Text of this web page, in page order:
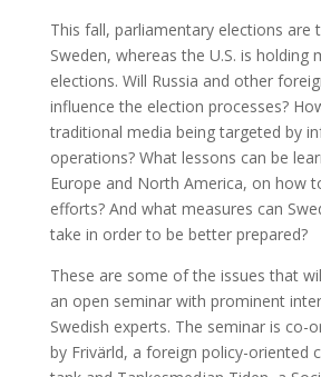
This fall, parliamentary elections are
Sweden, whereas the U.S. is holding
elections. Will Russia and other
influence the election processes?
traditional media being targeted by
operations? What lessons can be
Europe and North America, on how
efforts? And what measures can
take in order to be better prepared?
These are some of the issues that
an open seminar with prominent
Swedish experts. The seminar is co-
by Frivärld, a foreign policy-oriented